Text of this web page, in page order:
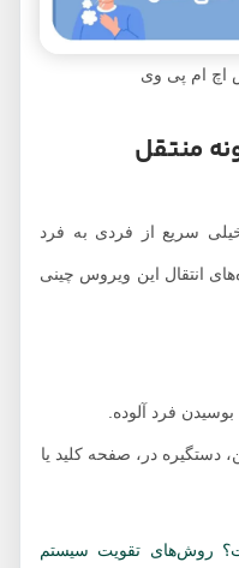
پی وی
سریع از فردی به فرد
این ویروس چینی
فرد آلوده.
در، صفحه کلید یا
تقویت سیستم